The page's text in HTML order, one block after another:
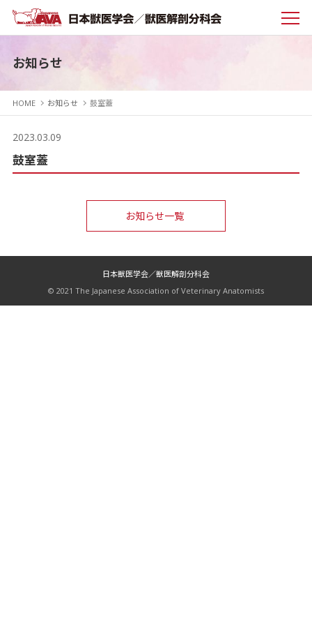
お知らせ
HOME お知らせ 鼓室蓋
2023.03.09
鼓室蓋
お知らせ一覧
日本獣医学会／獣医解剖分科会
© 2021 The Japanese Association of Veterinary Anatomists